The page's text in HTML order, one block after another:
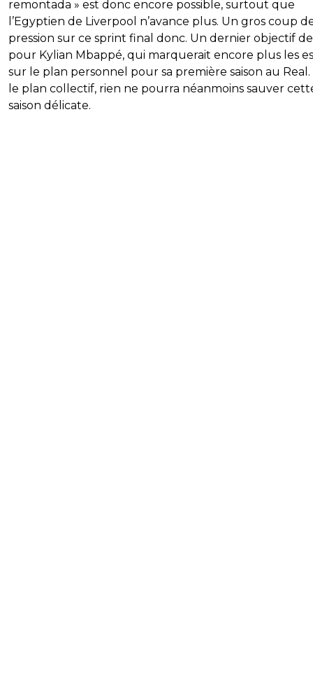
remontada » est donc encore possible, surtout que
l’Egyptien de Liverpool n’avance plus. Un gros coup
pression sur ce sprint final donc. Un dernier objectif
pour Kylian Mbappé, qui marquerait encore plus les
sur le plan personnel pour sa première saison au Real.
le plan collectif, rien ne pourra néanmoins sauver
saison délicate.